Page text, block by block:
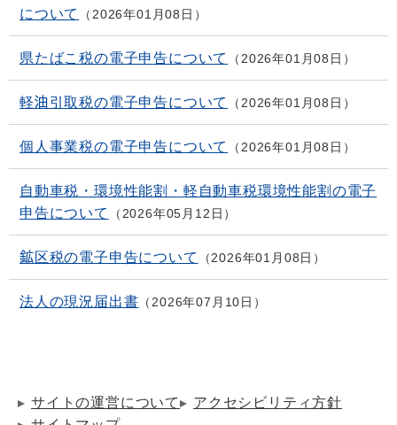
について
2026年01月08日
県たばこ税の電子申告について 2026年01月08日
軽油引取税の電子申告について 2026年01月08日
個人事業税の電子申告について 2026年01月08日
自動車税・環境性能割・軽自動車税環境性能割の電子
申告について
2026年05月12日
鉱区税の電子申告について 2026年01月08日
法人の現況届出書 2026年07月10日
サイトの運営について
アクセシビリティ方針